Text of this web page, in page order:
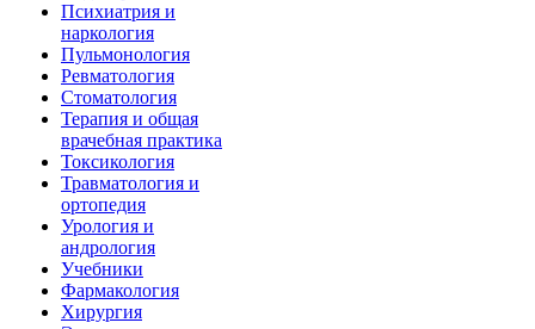
Психиатрия и
наркология
Пульмонология
Ревматология
Стоматология
Терапия и общая
врачебная практика
Токсикология
Травматология и
ортопедия
Урология и
андрология
Учебники
Фармакология
Хирургия